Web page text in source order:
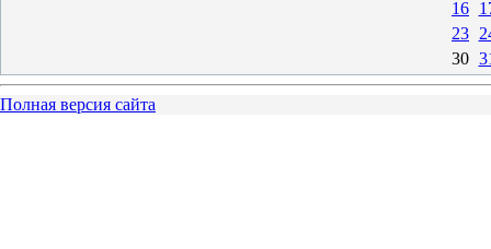
16
23
30
Полная версия сайта